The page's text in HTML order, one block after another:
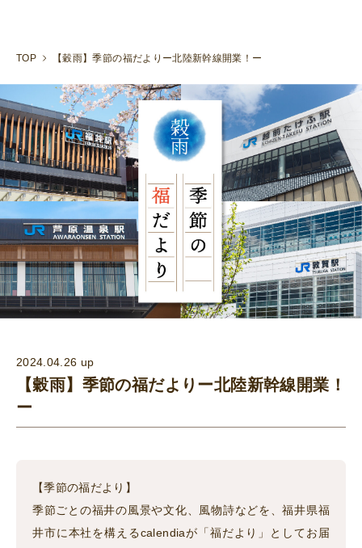
TOP 【穀雨】季節の福だよりー北陸新幹線開業！ー
2024.04.26 up
【穀雨】季節の福だよりー北陸新幹線開業！
ー
【季節の福だより】
季節ごとの福井の風景や文化、風物詩などを、福井県福
井市に本社を構えるcalendiaが「福だより」としてお届